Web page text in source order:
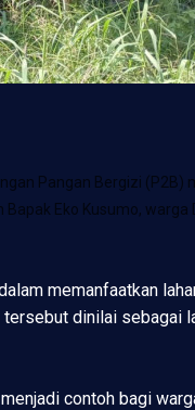
Pangan Bergizi
Eko Kusumo, warga
memanfaatkan
dinilai sebagai
contoh bagi